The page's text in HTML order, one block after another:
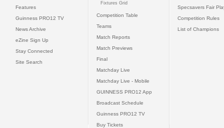
Features
Guinness PRO12 TV
News Archive
eZine Sign Up
Stay Connected
Site Search
Fixtures Grid
Competition Table
Teams
Match Reports
Match Previews
Final
Matchday Live
Matchday Live - Mobile
GUINNESS PRO12 App
Broadcast Schedule
Guinness PRO12 TV
Buy Tickets
Specsavers Fair
Competition Rules
List of Champions